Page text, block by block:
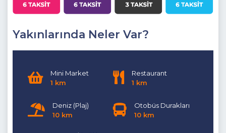
Dışarıdaki havuzlarımız 1 Kasım - 30 Nisan tarihlerinde hava
şartlarından dolayı kullanıma kapatılmasından dolayı
Yakınlarında Neler Var?
Mini Market
1 km
Restaurant
1 km
Deniz (Plaj)
10 km
Otobüs Durakları
10 km